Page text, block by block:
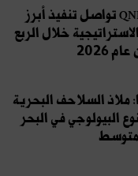
مجموعة QNB تواصل تنفيذ أبرز
خلال الربع
2026
ملاذ السلاحف البحرية
البيولوجي في البحر